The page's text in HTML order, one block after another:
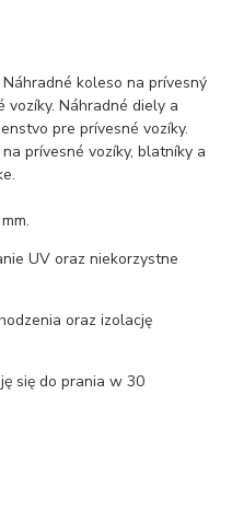
koleso na prívesný
vozíky. Náhradné diely a
pre prívesné vozíky.
prívesné vozíky, blatníky a
UV oraz niekorzystne
oraz izolację
się do prania w 30